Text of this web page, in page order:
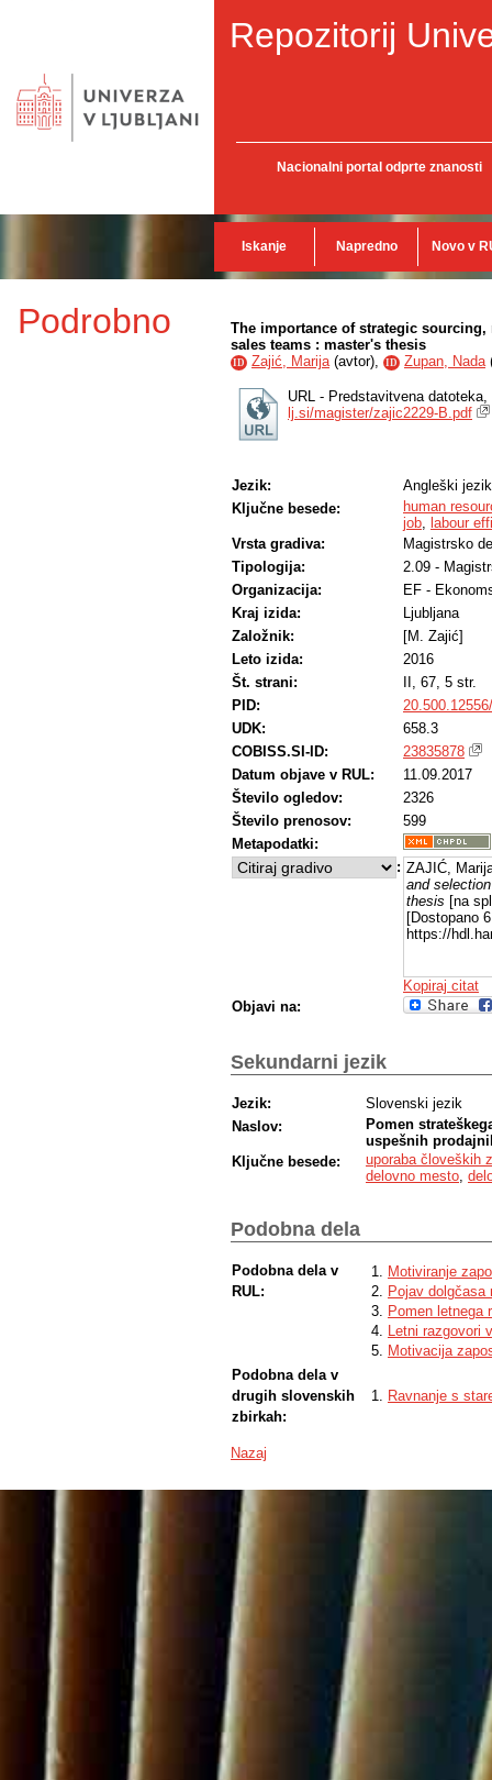
Repozitorij
Nacionalni portal odprte znanosti
Iskanje Napredno Novo v
Podrobno
The importance of strategic
sales teams : master's thesis
ID Zajić, Marija(avtor), ID Zupan, Nada
URL - Predstavitvena
lj.si/magister/zajic2229-B.pdf
Jezik:
Angleški jezik
Ključne besede:
human
job, labour
Vrsta gradiva:
Magistrsko
Tipologija:
2.09 -
Organizacija:
EF -
Kraj izida:
Ljubljana
Založnik:
[M. Zajić]
Leto izida:
2016
Št. strani:
II, 67, 5 str.
PID:
UDK:
658.3
COBISS.SI-ID:
23835878
Datum objave v RUL:
11.09.2017
Število ogledov:
2326
Število prenosov:
599
Metapodatki:
: ZAJIĆ,
and
thesis [na
[Dostopano
https://
Kopiraj citat
Objavi na:
Sekundarni jezik
Jezik:
Slovenski jezik
Naslov:
Pomen
uspešnih
Ključne besede:
uporaba človeških
delovno mesto
Podobna dela
Podobna dela v
RUL:
Motiviranje
Pojav dolgčasa
Pomen letnega
Letni razgovori
Motivacija
Podobna dela v
drugih slovenskih
zbirkah:
Ravnanje s
Nazaj